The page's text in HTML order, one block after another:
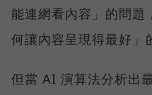
能連網看內容」的問
何讓內容呈現得最好」
但當 AI 演算法分析出